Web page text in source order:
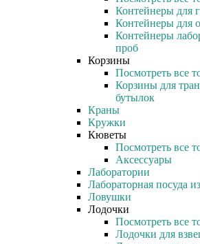
Контейнеры для
Контейнеры для
Контейнеры
проб
Корзины
Посмотреть все
Корзины для
бутылок
Краны
Кружки
Кюветы
Посмотреть все
Аксессуары
Лаборатории
Лабораторная посуда
Ловушки
Лодочки
Посмотреть все
Лодочки для